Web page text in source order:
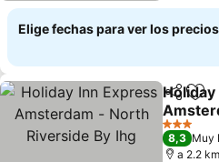
Elige fechas para ver los
3 Estrellas
8,3 Muy
a 2.2